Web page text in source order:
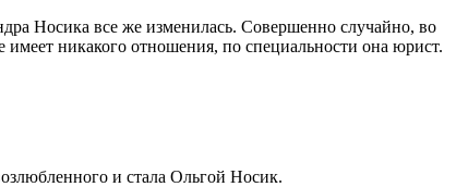
Носика все же изменилась. Совершенно случайно, во
никакого отношения, по специальности она юрист.
и стала Ольгой Носик.